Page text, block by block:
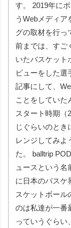
す。 2019年に
うWebメディア
グの取材を行っ
前までは、すご
いたバスケット
ビューをした選
記事にして、
ことをしていた
スタート時期（
じぐらいのとき
レンジしてみよ
た。 balltrip
ュースという名
に日本のバスケ
スケットボール
のは私達が一番
っていうぐらい